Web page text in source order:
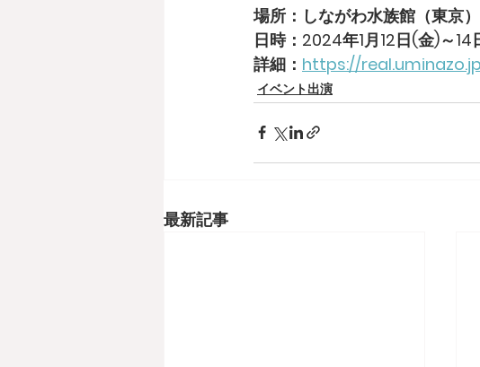
場所：しながわ水族館（東京）
日時：2024年1月12日(金)～14
詳細： https://
イベント出演
最新記事